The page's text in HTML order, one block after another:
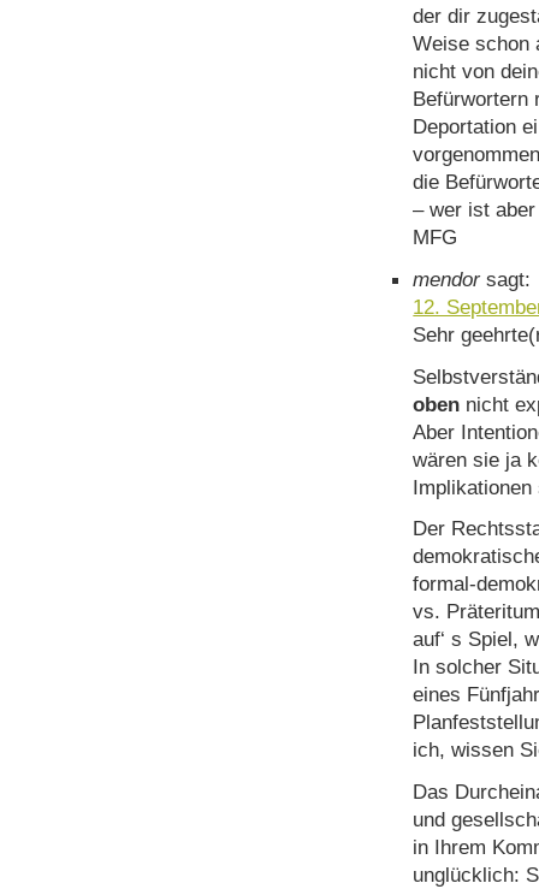
der dir
Weise schon
nicht von
Befürwortern
Deportation
die
– wer ist
MFG
mendor sagt:
12.
Sehr
oben nicht
Aber
wären sie ja
Implikationen
Der
formal-
vs.
auf‘ s Spiel,
In solcher
eines
ich, wissen
Das
und
in Ihrem
unglücklich: